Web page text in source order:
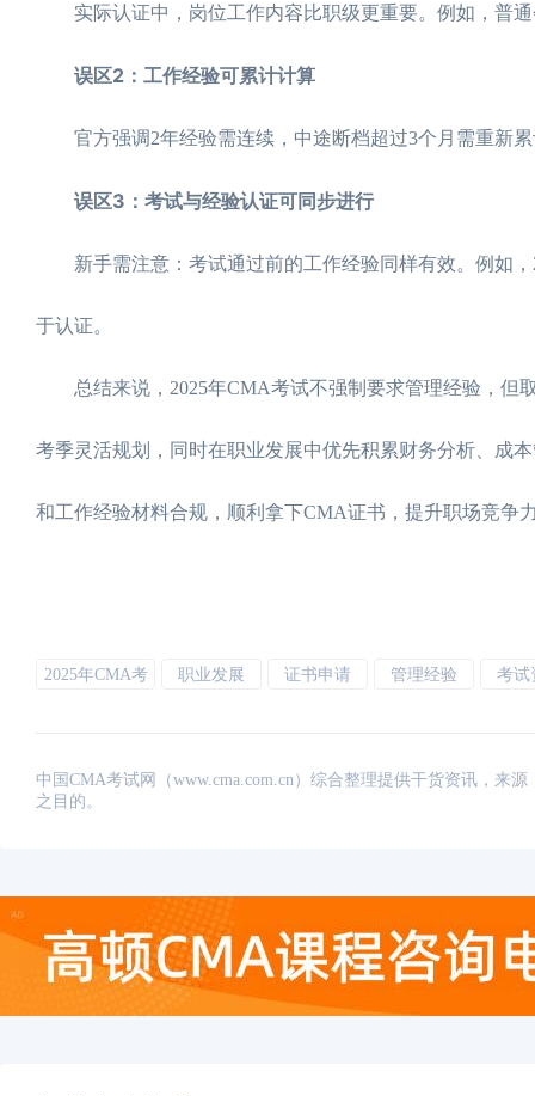
实际认证中，岗位工作内容比职级更重要。例如，普通
误区2：工作经验可累计计算
官方强调2年经验需连续，中途断档超过3个月需重新累
误区3：考试与经验认证可同步进行
新手需注意：考试通过前的工作经验同样有效。例如，
于认证。
总结来说，2025年CMA考试不强制要求管理经验，但
考季灵活规划，同时在职业发展中优先积累财务分析、成
和工作经验材料合规，顺利拿下CMA证书，提升职场竞争
2025年CMA考
职业发展 证书申请 管理经验 考试
中国CMA考试网（www.cma.com.cn）综合整理提供干货资讯，来
之目的。